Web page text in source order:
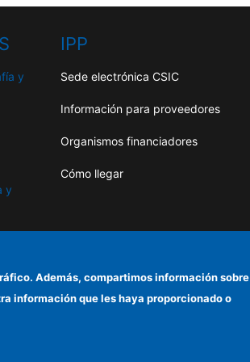
y
y
IPP
Sede electrónica CSIC
Información para proveedores
Organismos financiadores
Cómo llegar
Además, compartimos información sobre
información que les haya proporcionado o